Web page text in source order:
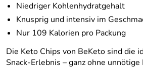
Niedriger Kohlenhydratgehalt
Knusprig und intensiv im
Nur 109 Kalorien pro Packung
Die Keto Chips von BeKeto sind die
Snack-Erlebnis – ganz ohne